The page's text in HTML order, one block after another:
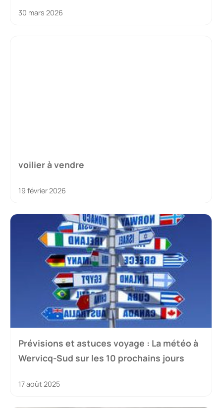
30 mars 2026
voilier à vendre
19 février 2026
Prévisions et astuces voyage : La météo à
Wervicq-Sud sur les 10 prochains jours
17 août 2025